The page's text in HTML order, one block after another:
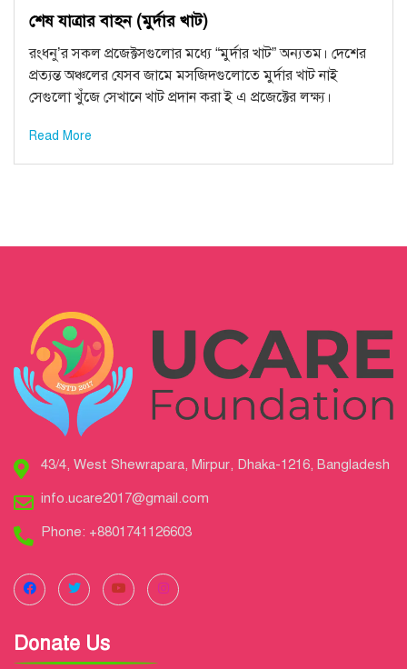
শেষ যাত্রার বাহন (মুর্দার খাট)
রংধনু’র সকল প্রজেক্টসগুলোর মধ্যে “মুর্দার খাট” অন্যতম। দেশের
প্রত্যন্ত অঞ্চলের যেসব জামে মসজিদগুলোতে মুর্দার খাট নাই
সেগুলো খুঁজে সেখানে খাট প্রদান করা ই এ প্রজেক্টের লক্ষ্য।
Read More
43/4, West Shewrapara, Mirpur, Dhaka-1216, Bangladesh
info.ucare2017@gmail.com
Phone: +8801741126603
Donate Us